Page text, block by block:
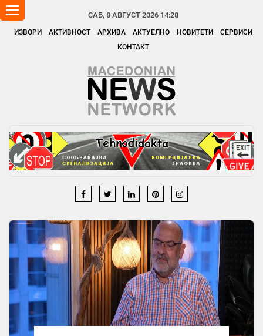
САБ, 8 АВГУСТ 2026 14:28
ИЗВОРИ АКТИВНОСТ АРХИВА АКТУЕЛНО НОВИТЕТИ
СЕРВИСИ
КОНТАКТ
Toggle
navigation